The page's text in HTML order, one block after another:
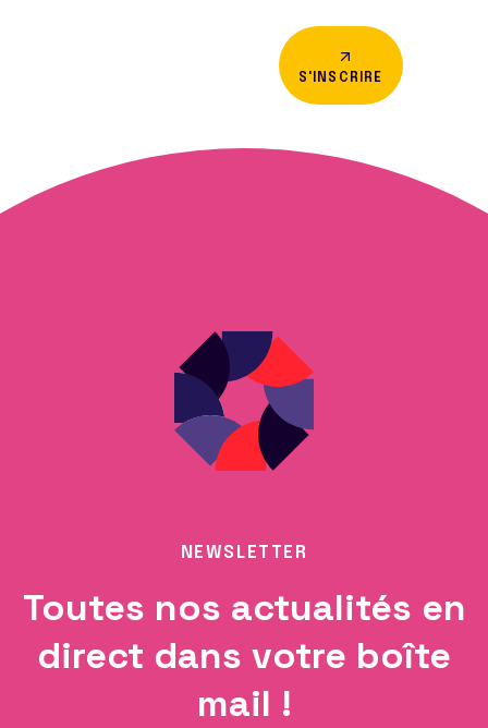
S'INSCRIRE
NEWSLETTER
Toutes nos actualités en
direct dans votre boîte
mail !